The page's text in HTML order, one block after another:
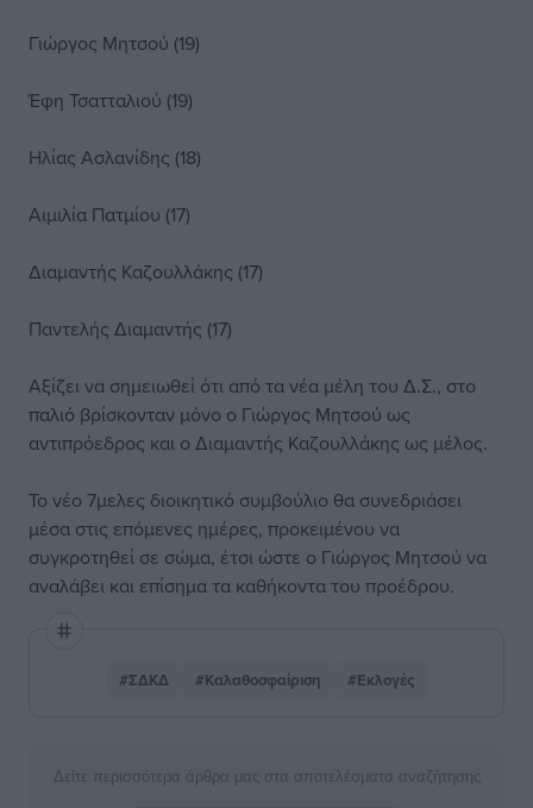
Γιώργος Μητσού (19)
Έφη Τσατταλιού (19)
Ηλίας Ασλανίδης (18)
Αιμιλία Πατμίου (17)
Διαμαντής Καζουλλάκης (17)
Παντελής Διαμαντής (17)
Αξίζει να σημειωθεί ότι από τα νέα μέλη του Δ.Σ., στο
παλιό βρίσκονταν μόνο ο Γιώργος Μητσού ως
αντιπρόεδρος και ο Διαμαντής Καζουλλάκης ως μέλος.
Το νέο 7μελες διοικητικό συμβούλιο θα συνεδριάσει
μέσα στις επόμενες ημέρες, προκειμένου να
συγκροτηθεί σε σώμα, έτσι ώστε ο Γιώργος Μητσού να
αναλάβει και επίσημα τα καθήκοντα του προέδρου.
#ΣΔΚΔ #Καλαθοσφαίριση #Εκλογές
Δείτε περισσότερα άρθρα μας στα αποτελέσματα αναζήτησης